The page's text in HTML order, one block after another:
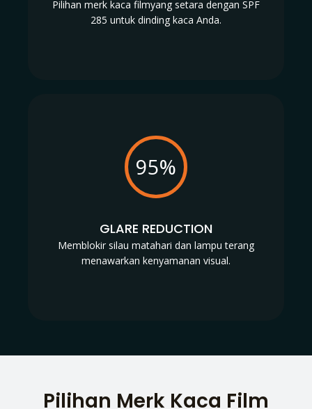
Pilihan merk kaca filmyang setara dengan SPF
285 untuk dinding kaca Anda.
95%
GLARE REDUCTION
Memblokir silau matahari dan lampu terang
menawarkan kenyamanan visual.
Pilihan Merk Kaca Film